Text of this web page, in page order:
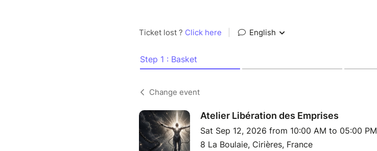
Ticket lost ? Click here English
Step 1 : Basket
Change event
Atelier Libération des Emprises
Sat Sep 12, 2026 from 10:00 AM to 05:00 PM
8 La Boulaie, Cirières, France